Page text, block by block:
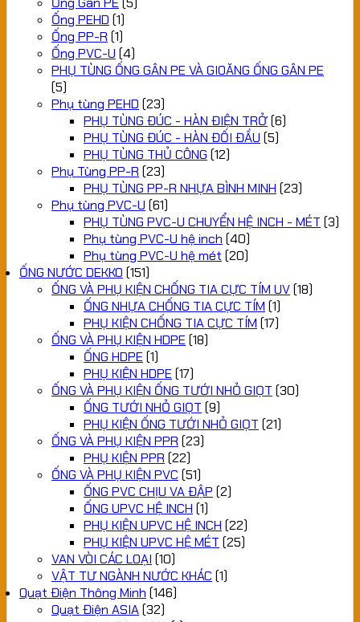
Ống PEHD (1)
Ống PP-R (1)
Ống PVC-U (4)
PHỤ TÙNG ỐNG GÂN PE VÀ GIOĂNG ỐNG GÂN PE
(5)
Phụ tùng PEHD (23)
PHỤ TÙNG ĐÚC - HÀN ĐIỆN TRỞ(6)
PHỤ TÙNG ĐÚC - HÀN ĐỐI ĐẦU (5)
PHỤ TÙNG THỦ CÔNG (12)
Phụ Tùng PP-R (23)
PHỤ TÙNG PP-R NHỰA BÌNH MINH (23)
Phụ tùng PVC-U (61)
PHỤ TÙNG PVC-U CHUYỂN HỆ INCH - MÉT (3)
Phụ tùng PVC-U hệ inch (40)
Phụ tùng PVC-U hệ mét (20)
ỐNG NƯỚC DEKKO (151)
ỐNG VÀ PHỤ KIỆN CHỐNG TIA CỰC TÍM UV(18)
ỐNG NHỰA CHỐNG TIA CỰC TÍM (1)
PHỤ KIỆN CHỐNG TIA CỰC TÍM (17)
ỐNG VÀ PHỤ KIỆN HDPE (18)
ỐNG HDPE (1)
PHỤ KIỆN HDPE (17)
ỐNG VÀ PHỤ KIỆN ỐNG TƯỚI NHỎ GIỌT (30)
ỐNG TƯỚI NHỎ GIỌT (9)
PHỤ KIỆN ỐNG TƯỚI NHỎ GIỌT (21)
ỐNG VÀ PHỤ KIỆN PPR (23)
PHỤ KIỆN PPR (22)
ỐNG VÀ PHỤ KIỆN PVC (51)
ỐNG PVC CHỊU VA ĐẬP (2)
ỐNG UPVC HỆ INCH (1)
PHỤ KIỆN UPVC HỆ INCH (22)
PHỤ KIỆN UPVC HỆ MÉT (25)
VAN VÒI CÁC LOẠI (10)
VẬT TƯ NGÀNH NƯỚC KHÁC (1)
Quạt Điện Thông Minh (146)
Quạt Điện ASIA(32)